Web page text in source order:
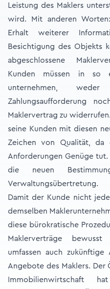
Leistung des Maklers
wird. Mit anderen
Erhalt weiterer
Besichtigung des Objekts
abgeschlossene
Kunden müssen in so
unternehmen,
Zahlungsaufforderung
Maklervertrag zu
seine Kunden mit diesen
Zeichen von Qualität, da
Anforderungen Genüge
die neuen
Verwaltungsübertretung.
Damit der Kunde nicht
demselben
diese bürokratische
Maklerverträge
umfassen auch
Angebote des Maklers. Der
Immobilienwirtschaft